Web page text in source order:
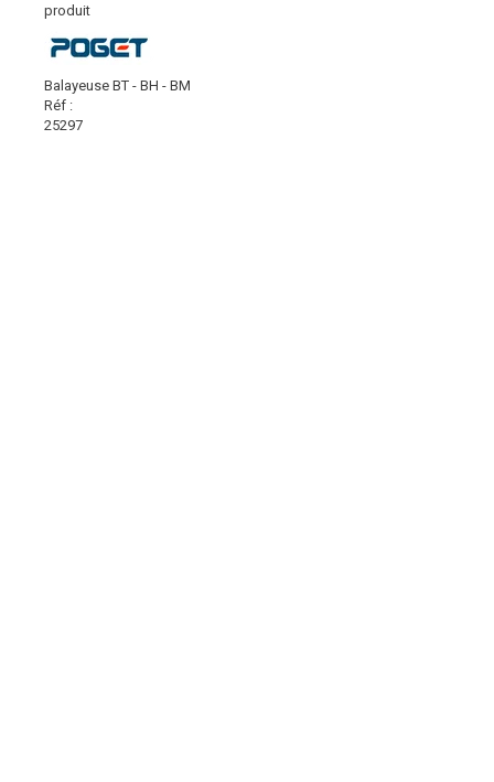
produit
Balayeuse BT - BH - BM
Réf :
25297